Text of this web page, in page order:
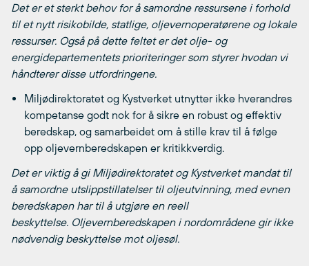
Det er et sterkt behov for å samordne ressursene i forhold
til et nytt risikobilde, statlige, oljevernoperatørene og lokale
ressurser. Også på dette feltet er det olje- og
energidepartementets prioriteringer som styrer hvodan vi
håndterer disse utfordringene.
Miljødirektoratet og Kystverket utnytter ikke hverandres
kompetanse godt nok for å sikre en robust og effektiv
beredskap, og samarbeidet om å stille krav til å følge
opp oljevernberedskapen er kritikkverdig.
Det er viktig å gi Miljødirektoratet og Kystverket mandat til
å samordne utslippstillatelser til oljeutvinning, med evnen
beredskapen har til å utgjøre en reell
beskyttelse. Oljevernberedskapen i nordområdene gir ikke
nødvendig beskyttelse mot oljesøl.